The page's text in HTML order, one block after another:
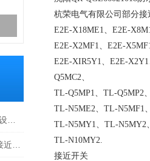
杭荣电气有限公司部分
E2E-X18ME1、E2E-
E2E-X2MF1、E2E-
E2E-XIR5Y1、E2E-
Q5MC2、
TL-Q5MP1、TL-Q5MP2
TL-N5ME2、TL-N5MF1
TL-N5MY1、TL-N5MY2
TL-N10MY2.
接近开关